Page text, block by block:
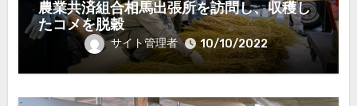
農業共済組合相馬出張所を訪問し、収穫し
たコメを脱穀
サイト管理者 10/10/2022